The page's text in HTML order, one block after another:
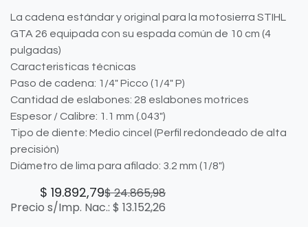
La cadena estándar y original para la motosierra STIHL
GTA 26 equipada con su espada común de 10 cm (4
pulgadas)
Caracteristicas técnicas
Paso de cadena: 1/4" Picco (1/4" P)
Cantidad de eslabones: 28 eslabones motrices
Espesor / Calibre: 1.1 mm (.043")
Tipo de diente: Medio cincel (Perfil redondeado de alta
precisión)
Diámetro de lima para afilado: 3.2 mm (1/8")
$ 19.892,79$24.865,98
Precio s/Imp. Nac.: $ 13.152,26